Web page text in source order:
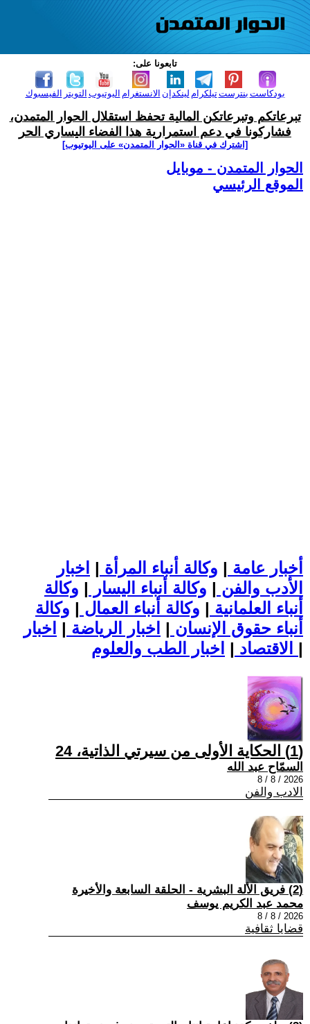
تابعونا على:
الفيسبوك التويتر اليوتيوب الانستغرام لينكدإن تيلكرامبنترست بودكاست
تبرعاتكم وتبرعاتكن المالية تحفظ استقلال الحوار المتمدن،
فشاركونا في دعم استمرارية هذا الفضاء اليساري الحر
[اشترك في قناة ‫«الحوار المتمدن» على اليوتيوب]
الحوار المتمدن - موبايل
الموقع الرئيسي
أخبار عامة | وكالة أنباء المرأة | اخبار
الأدب والفن | وكالة أنباء اليسار | وكالة
أنباء العلمانية | وكالة أنباء العمال | وكالة
أنباء حقوق الإنسان | اخبار الرياضة | اخبار
الاقتصاد | |
(1) الحكاية الأولى من سيرتي الذاتية، 24
السمّاح عبد الله
2026 / 8 / 8
الادب والفن
(2) فريق الألة البشرية - الحلقة السابعة والأخيرة
محمد عبد الكريم يوسف
2026 / 8 / 8
قضايا ثقافية